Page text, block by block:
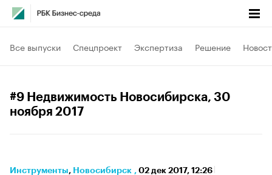
Все выпуски Спецпроект Экспертиза Решение
#9 Недвижимость Новосибирска, 30
ноября 2017
Инструменты⁠, Новосибирск , 02 дек 2017, 12:26